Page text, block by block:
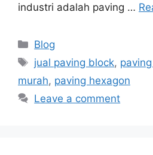
industri adalah paving …
Blog
jual paving block,
murah, paving hexagon
Leave a comment